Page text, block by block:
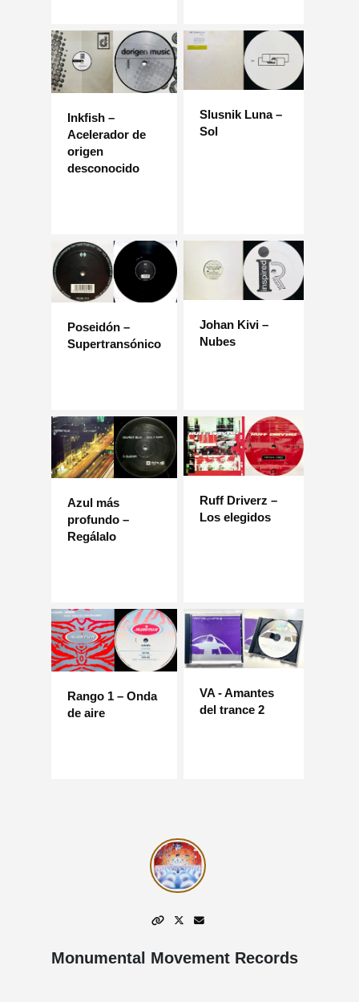
Inkfish –
Acelerador de
origen
desconocido
Slusnik Luna –
Sol
Poseidón –
Supertransónico
Johan Kivi –
Nubes
Azul más
profundo –
Regálalo
Ruff Driverz –
Los elegidos
Rango 1 – Onda
de aire
VA - Amantes
del trance 2
Monumental Movement Records